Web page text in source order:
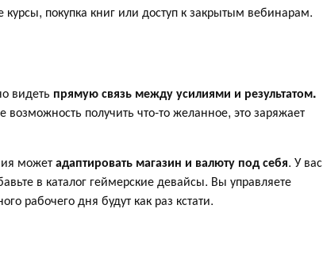
покупка книг или доступ к закрытым вебинарам.
видеть прямую связь между усилиями и результатом.
получить что-то желанное, это заряжает
можетадаптировать магазин и валюту под себя. У вас
в каталог геймерские девайсы. Вы управляете
рабочего дня будут как раз кстати.